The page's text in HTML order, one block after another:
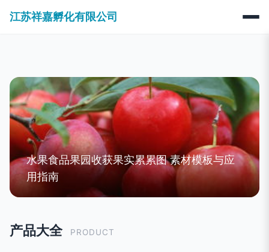
江苏祥嘉孵化有限公司
水果食品果园收获果实累累图 素材模板与应
用指南
产品大全 PRODUCT